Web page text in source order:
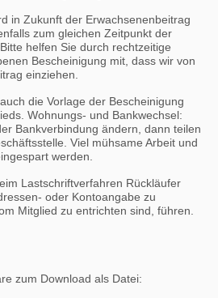
in Zukunft der Erwachsenenbeitrag
zum gleichen Zeitpunkt der
helfen Sie durch rechtzeitige
Bescheinigung mit, dass wir von
einziehen.
die Vorlage der Bescheinigung
Wohnungs- und Bankwechsel:
Bankverbindung ändern, dann teilen
Viel mühsame Arbeit und
werden.
Lastschriftverfahren Rückläufer
oder Kontoangabe zu
Mitglied zu entrichten sind, führen.
zum Download als Datei: